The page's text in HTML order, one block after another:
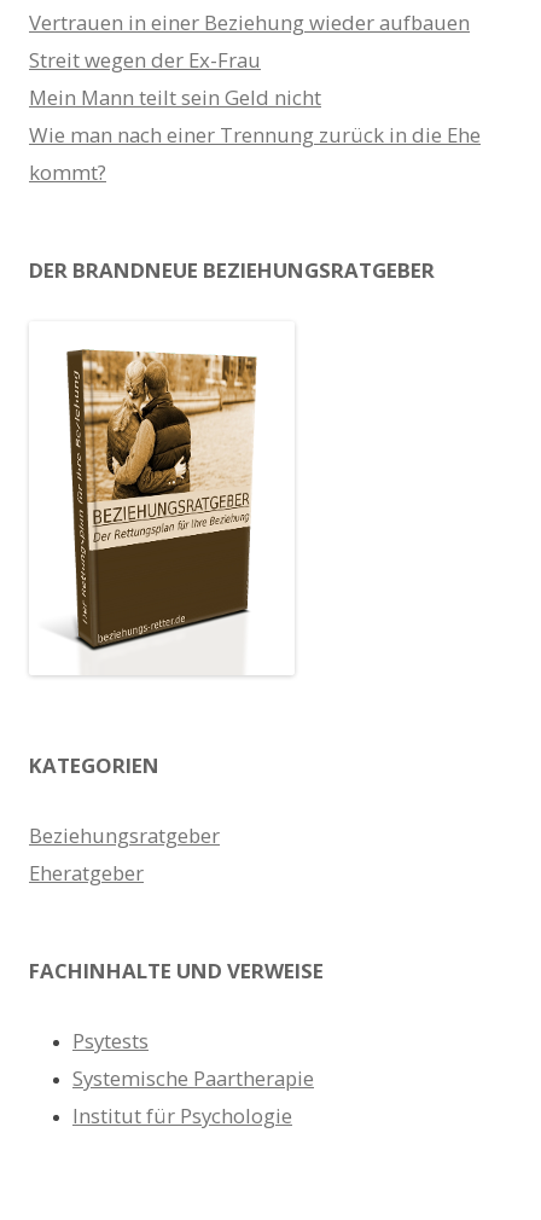
Vertrauen in einer Beziehung wieder aufbauen
Streit wegen der Ex-Frau
Mein Mann teilt sein Geld nicht
Wie man nach einer Trennung zurück in die Ehe
kommt?
DER BRANDNEUE BEZIEHUNGSRATGEBER
KATEGORIEN
Beziehungsratgeber
Eheratgeber
FACHINHALTE UND VERWEISE
Psytests
Systemische Paartherapie
Institut für Psychologie